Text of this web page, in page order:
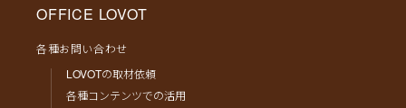
OFFICE LOVOT
各種お問い合わせ
LOVOTの取材依頼
各種コンテンツでの活用